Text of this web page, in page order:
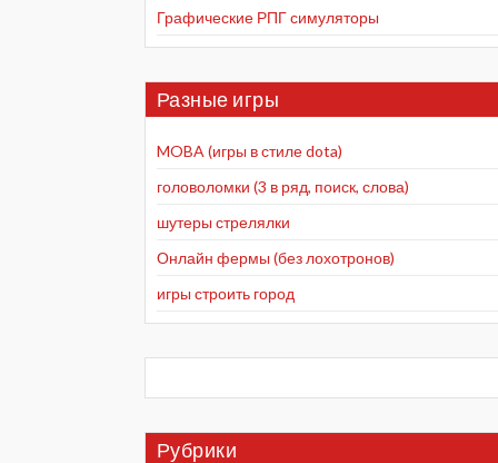
Графические РПГ симуляторы
Разные игры
MOBA (игры в стиле dota)
головоломки (3 в ряд, поиск, слова)
шутеры стрелялки
Онлайн фермы (без лохотронов)
игры строить город
Рубрики